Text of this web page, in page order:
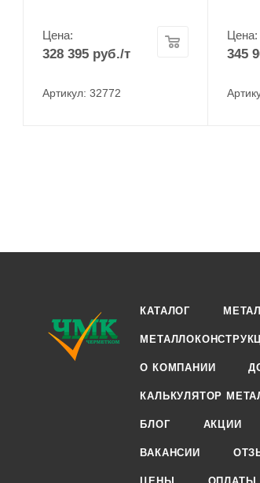
Цена:
328 395 руб./т
Артикул: 32772
Цена:
345
КАТАЛОГ
О КОМПАНИИ
КАЛЬКУЛЯТОР
БЛОГ АКЦИИ
ВАКАНСИИ